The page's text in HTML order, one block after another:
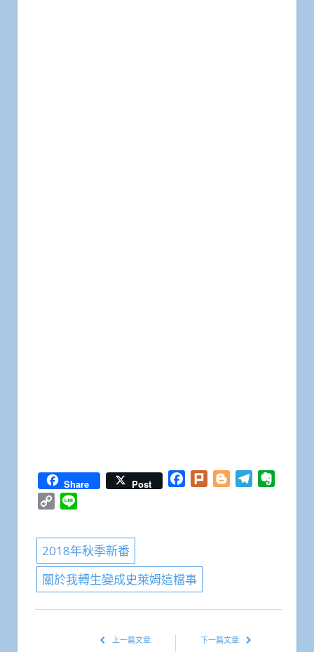
Share Post Facebook
Plurk BloggerTelegram
Copy
2018年秋季新番
關於我轉生變成史萊姆這檔事
上一篇文章 下一篇文章